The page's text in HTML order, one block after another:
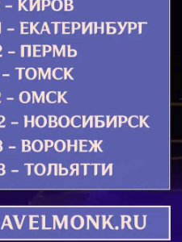
не бегали по...
Подробнее
Звезда святого Иоанна